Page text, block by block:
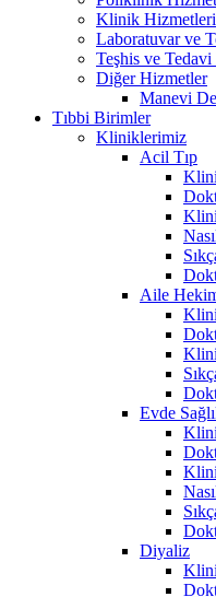
Klinik Hizmetleri
Laboratuvar ve
Teşhis ve
Diğer Hizmetler
Manevi
Tıbbi Birimler
Kliniklerimiz
Acil Tıp
Aile
Evde
Diyaliz